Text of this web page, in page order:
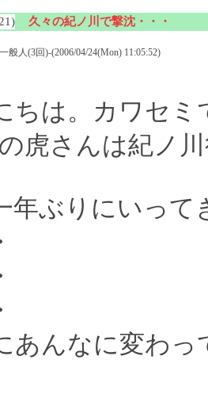
久々の紀ノ川で撃沈・・・
一般人(3回)-(2006/04/24(Mon) 11:05:52)
ちは。カワセミ
虎さんは紀ノ
年ぶりにいって
あんなに変わ